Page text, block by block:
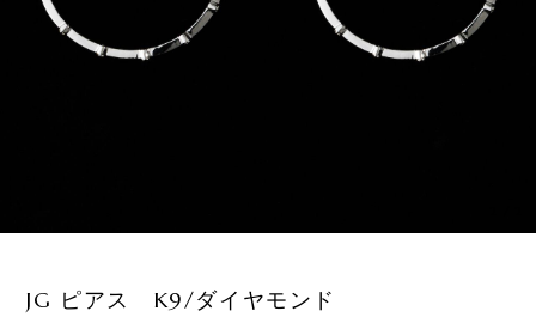
JG ピアス K9/ダイヤモンド